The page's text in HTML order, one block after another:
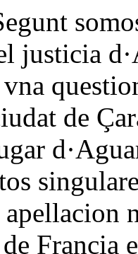
justicia
de
de